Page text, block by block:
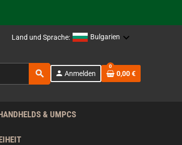
Land und Sprache: Bulgarien
search person Anmelden
0
0,00 €
& UMPCS